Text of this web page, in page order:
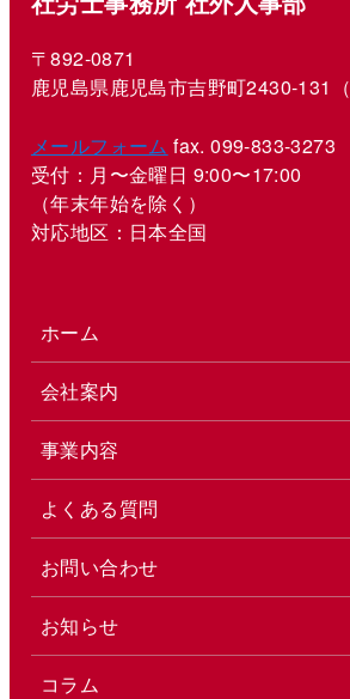
〒892-0871
鹿児島県鹿児島市吉野町2430-131（
メールフォーム fax. 099-833-3273
受付：月〜金曜日 9:00〜17:00
（年末年始を除く）
対応地区：日本全国
ホーム
会社案内
事業内容
よくある質問
お問い合わせ
お知らせ
コラム